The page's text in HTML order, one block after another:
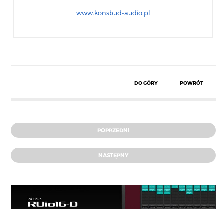
www.konsbud-audio.pl
DO GÓRY POWRÓT
POPRZEDNI
NASTĘPNY